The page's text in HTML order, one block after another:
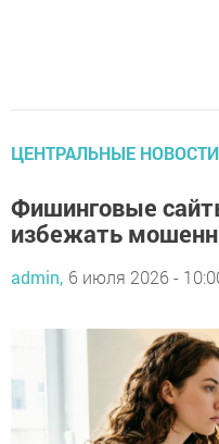
ЦЕНТРАЛЬНЫЕ НОВОСТИ
Фишинговые
избежать
admin, 6 июля 2026 -